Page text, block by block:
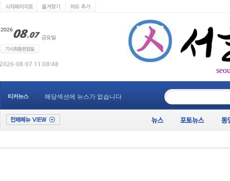
티커뉴스 해당섹션에 뉴스가 없습니다